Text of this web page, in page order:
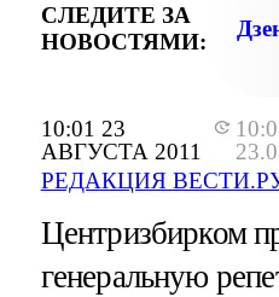
10:01 23
АВГУСТА 2011
РЕДАКЦИЯ
СЛЕДИТЕ ЗА
НОВОСТЯМИ:
Центризбирком
генеральную